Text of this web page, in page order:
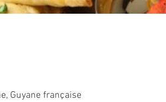
Guyane française